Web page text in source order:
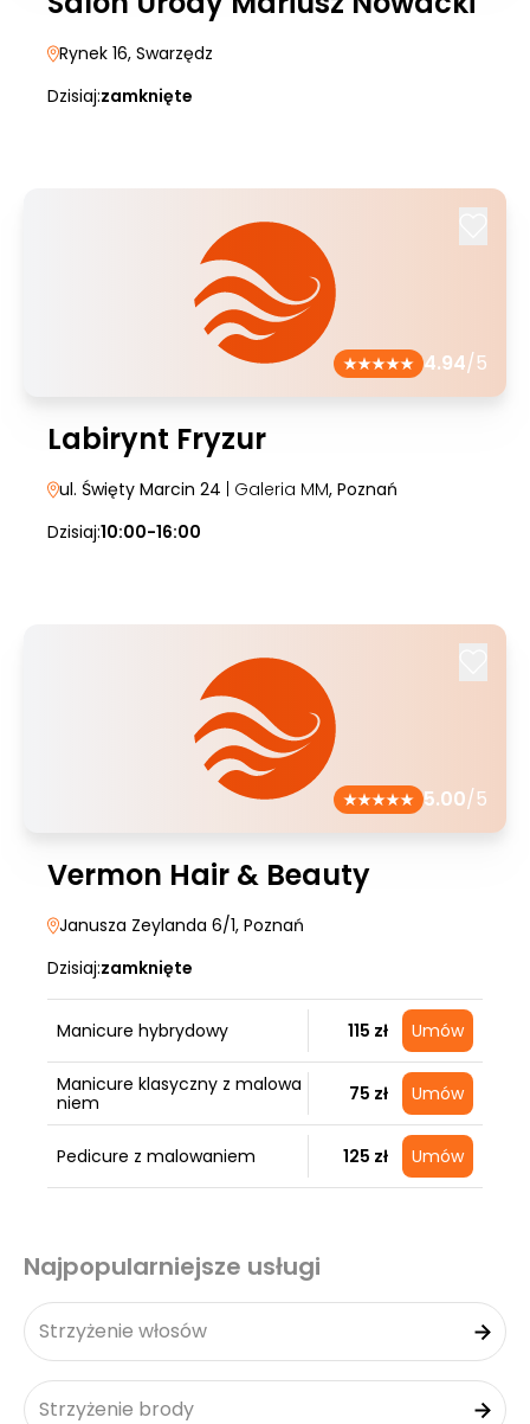
Rynek 16, Swarzędz
Dzisiaj:zamknięte
4.94/5
Labirynt Fryzur
ul. Święty Marcin 24 | Galeria MM, Poznań
Dzisiaj:10:00-16:00
5.00/5
Vermon Hair & Beauty
Janusza Zeylanda 6/1, Poznań
Dzisiaj:zamknięte
Manicure hybrydowy 115 zł Umów
Manicure klasyczny z malowa
niem
75 zł Umów
Pedicure z malowaniem 125 zł Umów
Najpopularniejsze usługi
Strzyżenie włosów
Strzyżenie brody